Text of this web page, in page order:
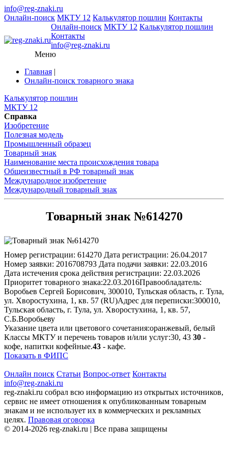
info@reg-znaki.ru
Онлайн-поиск МКТУ 12 Калькулятор пошлин Контакты
Онлайн-поиск МКТУ 12 Калькулятор пошлин
Контакты
info@reg-znaki.ru
Меню
Главная |
Онлайн-поиск товарного знака
Калькулятор пошлин
МКТУ 12
Справка
Изобретение
Полезная модель
Промышленный образец
Товарный знак
Наименование места происхождения товара
Общеизвестный в РФ товарный знак
Международное изобретение
Международный товарный знак
Товарный знак №614270
Номер регистрации: 614270 Дата регистрации: 26.04.2017
Номер заявки: 2016708793 Дата подачи заявки: 22.03.2016
Дата истечения срока действия регистрации: 22.03.2026
Приоритет товарного знака:22.03.2016Правообладатель:
Воробьев Сергей Борисович, 300010, Тульская область, г. Тула,
ул. Хворостухина, 1, кв. 57 (RU)Адрес для переписки:300010,
Тульская область, г. Тула, ул. Хворостухина, 1, кв. 57,
С.Б.Воробьеву
Указание цвета или цветового сочетания:оранжевый, белый
Классы МКТУ и перечень товаров и/или услуг:30, 43 30 -
кофе, напитки кофейные.43 - кафе.
Показать в ФИПС
Онлайн поиск Статьи Вопрос-ответ Контакты
info@reg-znaki.ru
reg-znaki.ru собрал всю информацию из открытых источников,
сервис не имеет отношения к опубликованным товарным
знакам и не использует их в коммерческих и рекламных
целях. Правовая оговорка
© 2014-2026 reg-znaki.ru | Все права защищены